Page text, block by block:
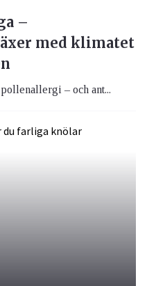
–
med klimatet
– och ant...